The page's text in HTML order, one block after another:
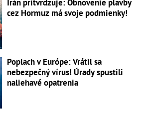
Irán pritvrdzuje: Obnovenie plavby
cez Hormuz má svoje podmienky!
Poplach v Európe: Vrátil sa
nebezpečný vírus! Úrady spustili
naliehavé opatrenia